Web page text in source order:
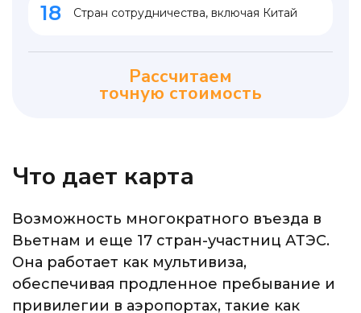
18 Стран сотрудничества, включая Китай
Рассчитаем
точную стоимость
Что дает карта
Возможность многократного въезда в
Вьетнам и еще 17 стран-участниц АТЭС.
Она работает как мультивиза,
обеспечивая продленное пребывание и
привилегии в аэропортах, такие как